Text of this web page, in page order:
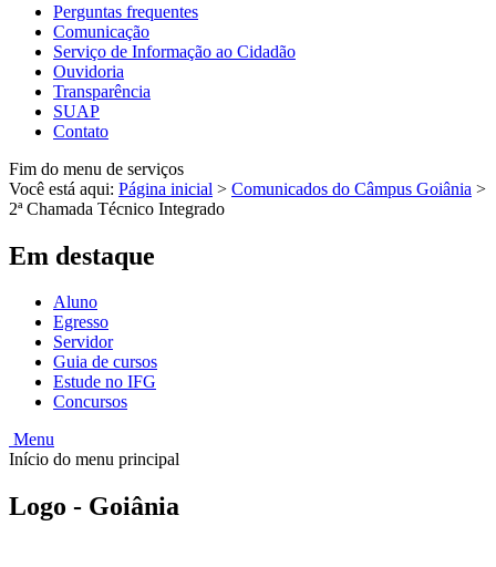
Perguntas frequentes
Comunicação
Serviço de Informação ao Cidadão
Ouvidoria
Transparência
SUAP
Contato
Fim do menu de serviços
Você está aqui: Página inicial > Comunicados do Câmpus Goiânia >
2ª Chamada Técnico Integrado
Em destaque
Aluno
Egresso
Servidor
Guia de cursos
Estude no IFG
Concursos
Menu
Início do menu principal
Logo - Goiânia